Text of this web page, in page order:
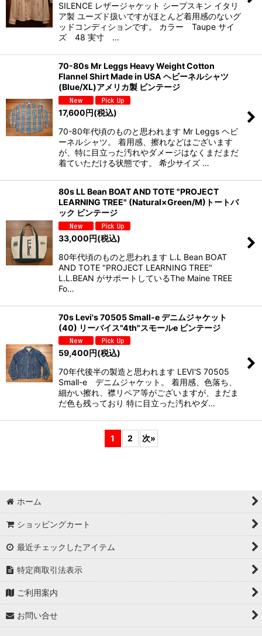
SILENCE レザージャケット シープスキン イタリ
ア製 ユーズド扱いですがほとんど着用感のないグ
ッドコンディションです。 カラー Taupe サイ
ズ 48 実寸 …
70-80s Mr Leggs Heavy Weight Cotton
Flannel Shirt Made in USA ヘビーネルシャツ
(Blue/XL)アメリカ製 ビンテージ
17,600円(税込)
70-80年代頃のものと思われます Mr Leggs ヘビ
ーネルシャツ。 着用感、擦れなどはございます
が、特に目立った汚れやダメージはなくまだまだ
着ていただける状態です。 希少サイズ …
80s LL Bean BOAT AND TOTE "PROJECT
LEARNING TREE" (Natural×Green/M)トートバ
ック ビンテージ
33,000円(税込)
80年代頃のものと思われます L.L Bean BOAT
AND TOTE "PROJECT LEARNING TREE"
L.L.BEAN がサポートしているThe Maine TREE
Fo…
70s Levi's 70505 Small-e デニムジャケット
(40) リーバイス"4th"スモールe ビンテージ
59,400円(税込)
70年代後半の製造と思われます LEVI'S 70505
Small-e デニムジャケット。 着用感、色落ち、
細かい擦れ、襟リペア等がございますが、まだま
だ色も残っており 特に目立った汚れやダ…
1 2 次»
ホーム
ショッピングカート
最近チェックしたアイテム
特定商取引法表示
ご利用案内
お問い合せ